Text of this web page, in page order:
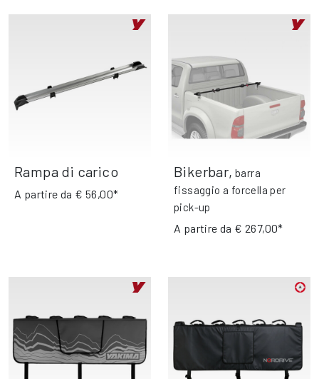
Rampa di carico
A partire da € 56,00*
Bikerbar, barra
fissaggio a forcella per
pick-up
A partire da € 267,00*